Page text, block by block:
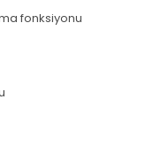
fonksiyonu